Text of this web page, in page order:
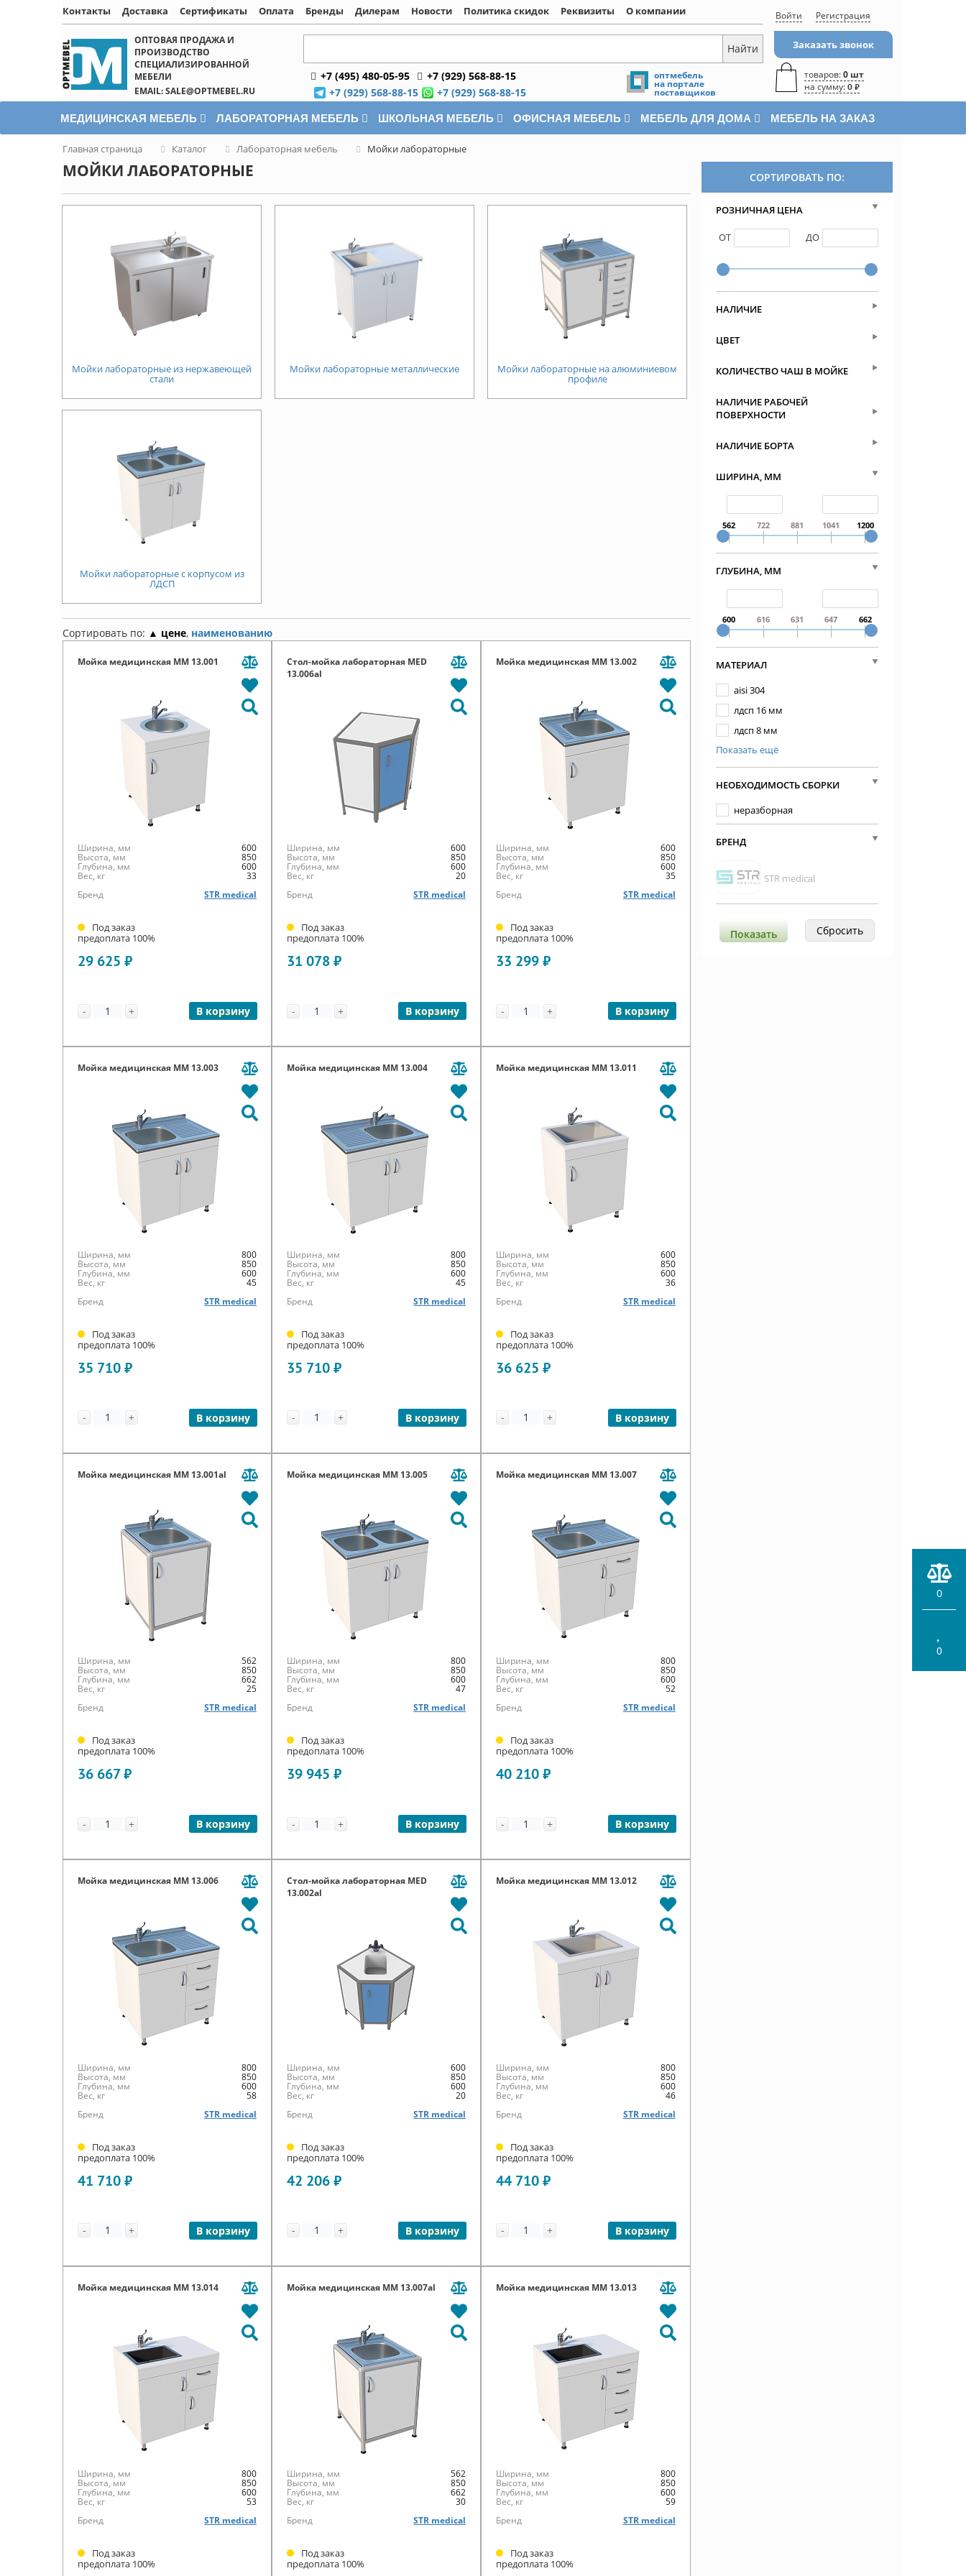
Контакты Доставка Сертификаты Оплата Бренды Дилерам Новости Политика скидок Реквизиты
О компании
Написать онлайнОПТОВАЯ ПРОДАЖА И
ПРОИЗВОДСТВО
СПЕЦИАЛИЗИРОВАННОЙ
МЕБЕЛИ
EMAIL: SALE@OPTMEBEL.RU
+7 (495) 480-05-95
+7 (929) 568-88-15
+7 (929) 568-88-15
+7 (929) 568-88-15
оптмебель
на портале
поставщиков
Войти Регистрация
Заказать звонок
товаров:0 шт
на сумму: 0 ₽
МЕДИЦИНСКАЯ МЕБЕЛЬ ЛАБОРАТОРНАЯ МЕБЕЛЬ ШКОЛЬНАЯ МЕБЕЛЬ ОФИСНАЯ МЕБЕЛЬ МЕБЕЛЬ ДЛЯ ДОМА МЕБЕЛЬ НА ЗАКАЗ
Главная страница Каталог Лабораторная мебель Мойки лабораторные
МОЙКИ ЛАБОРАТОРНЫЕ
Мойки лабораторные из нержавеющей
стали
Мойки лабораторные металлические Мойки лабораторные на алюминиевом
профиле
Мойки лабораторные с корпусом из
ЛДСП
Сортировать по: ▲ цене, наименованию
Мойка медицинская ММ 13.001
Ширина, мм 600
Высота, мм 850
Глубина, мм 600
Вес, кг
33
Бренд
STR medical
Под заказ
предоплата 100%
29 625 ₽
- + В корзину
Стол-мойка лабораторная MED
13.006al
Ширина, мм 600
Высота, мм 850
Глубина, мм 600
Вес, кг
20
Бренд
STR medical
Под заказ
предоплата 100%
31 078 ₽
- + В корзину
Мойка медицинская ММ 13.002
Ширина, мм 600
Высота, мм 850
Глубина, мм 600
Вес, кг
35
Бренд
STR medical
Под заказ
предоплата 100%
33 299 ₽
- + В корзину
Мойка медицинская ММ 13.003
Ширина, мм 800
Высота, мм 850
Глубина, мм 600
Вес, кг
45
Бренд
STR medical
Под заказ
предоплата 100%
35 710 ₽
- + В корзину
Мойка медицинская ММ 13.004
Ширина, мм 800
Высота, мм 850
Глубина, мм 600
Вес, кг
45
Бренд
STR medical
Под заказ
предоплата 100%
35 710 ₽
- + В корзину
Мойка медицинская ММ 13.011
Ширина, мм 600
Высота, мм 850
Глубина, мм 600
Вес, кг
36
Бренд
STR medical
Под заказ
предоплата 100%
36 625 ₽
- + В корзину
Мойка медицинская ММ 13.001al
Ширина, мм 562
Высота, мм 850
Глубина, мм 662
Вес, кг
25
Бренд
STR medical
Под заказ
предоплата 100%
36 667 ₽
- + В корзину
Мойка медицинская ММ 13.005
Ширина, мм 800
Высота, мм 850
Глубина, мм 600
Вес, кг
47
Бренд
STR medical
Под заказ
предоплата 100%
39 945 ₽
- + В корзину
Мойка медицинская ММ 13.007
Ширина, мм 800
Высота, мм 850
Глубина, мм 600
Вес, кг
52
Бренд
STR medical
Под заказ
предоплата 100%
40 210 ₽
- + В корзину
Мойка медицинская ММ 13.006
Ширина, мм 800
Высота, мм 850
Глубина, мм 600
Вес, кг
58
Бренд
STR medical
Под заказ
предоплата 100%
41 710 ₽
- + В корзину
Стол-мойка лабораторная MED
13.002al
Ширина, мм 600
Высота, мм 850
Глубина, мм 600
Вес, кг
20
Бренд
STR medical
Под заказ
предоплата 100%
42 206 ₽
- + В корзину
Мойка медицинская ММ 13.012
Ширина, мм 800
Высота, мм 850
Глубина, мм 600
Вес, кг
46
Бренд
STR medical
Под заказ
предоплата 100%
44 710 ₽
- + В корзину
Мойка медицинская ММ 13.014
Ширина, мм 800
Высота, мм 850
Глубина, мм 600
Вес, кг
53
Бренд
STR medical
Под заказ
предоплата 100%
Мойка медицинская ММ 13.007al
Ширина, мм 562
Высота, мм 850
Глубина, мм 662
Вес, кг
30
Бренд
STR medical
Под заказ
предоплата 100%
Мойка медицинская ММ 13.013
Ширина, мм 800
Высота, мм 850
Глубина, мм 600
Вес, кг
59
Бренд
STR medical
Под заказ
предоплата 100%
СОРТИРОВАТЬ ПО:
РОЗНИЧНАЯ ЦЕНА
ОТ ДО
НАЛИЧИЕ
ЦВЕТ
КОЛИЧЕСТВО ЧАШ В МОЙКЕ
НАЛИЧИЕ РАБОЧЕЙ
ПОВЕРХНОСТИ
НАЛИЧИЕ БОРТА
ШИРИНА, ММ
562 722 881 1041 1200
ГЛУБИНА, ММ
600 616 631 647 662
МАТЕРИАЛ
aisi 304
лдсп 16 мм
лдсп 8 мм
металл
пластик
Показать ещё
НЕОБХОДИМОСТЬ СБОРКИ
неразборная
БРЕНД
STR medical
0
0